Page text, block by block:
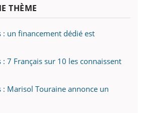
THÈME
: un financement dédié est
: 7 Français sur 10 les connaissent
: Marisol Touraine annonce un